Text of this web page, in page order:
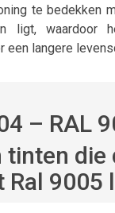
te bedekken
ligt, waardoor
een langere
– RAL
tinten die
Ral 9005